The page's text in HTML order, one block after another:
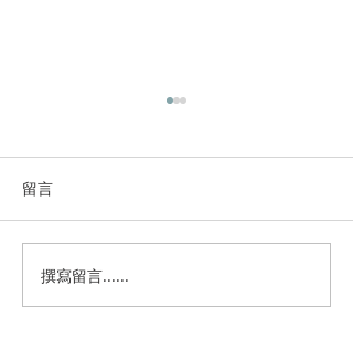
本教會今年要慶祝成立20週年
以分享，請點擊此處上傳照
片，讓我一起來數算神的恩
典。
留言
撰寫留言......